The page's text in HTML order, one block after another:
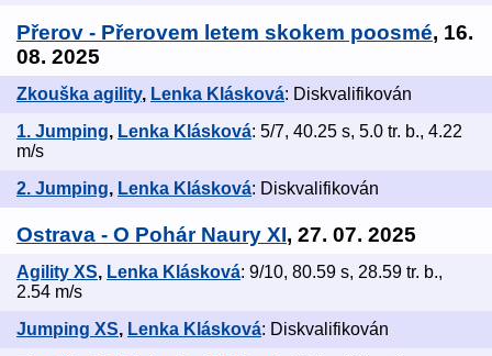
Přerov - Přerovem letem skokem poosmé, 16.
08. 2025
Zkouška agility, Lenka Klásková: Diskvalifikován
1. Jumping, Lenka Klásková: 5/7, 40.25 s, 5.0 tr. b., 4.22
m/s
2. Jumping, Lenka Klásková: Diskvalifikován
Ostrava - O Pohár Naury XI, 27. 07. 2025
Agility XS, Lenka Klásková: 9/10, 80.59 s, 28.59 tr. b.,
2.54 m/s
Jumping XS, Lenka Klásková: Diskvalifikován